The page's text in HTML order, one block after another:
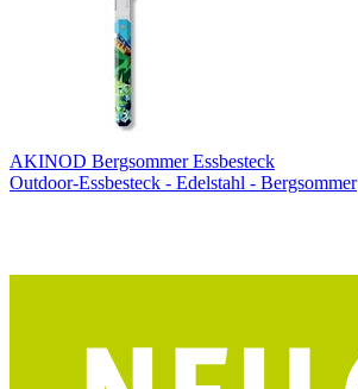
AKINOD Bergsommer Essbesteck
Outdoor-Essbesteck - Edelstahl - Bergsommer